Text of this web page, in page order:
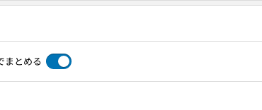
まとめる